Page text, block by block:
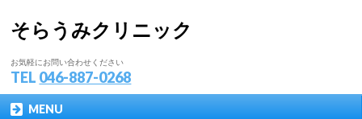
そらうみクリニック
お気軽にお問い合わせください
TEL 046-887-0268
MENU